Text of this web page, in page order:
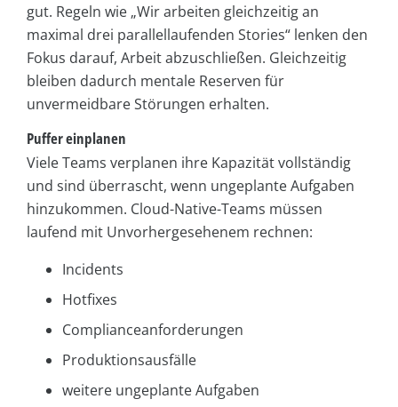
gut. Regeln wie „Wir arbeiten gleichzeitig an
maximal drei parallellaufenden Stories“ lenken den
Fokus darauf, Arbeit abzuschließen. Gleichzeitig
bleiben dadurch mentale Reserven für
unvermeidbare Störungen erhalten.
Puffer einplanen
Viele Teams verplanen ihre Kapazität vollständig
und sind überrascht, wenn ungeplante Aufgaben
hinzukommen. Cloud-Native-Teams müssen
laufend mit Unvorhergesehenem rechnen:
Incidents
Hotfixes
Complianceanforderungen
Produktionsausfälle
weitere ungeplante Aufgaben